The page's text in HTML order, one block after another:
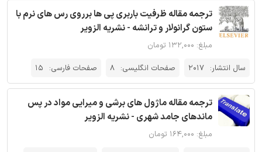
ترجمه مقاله ظرفیت باربری پی ها برروی رس های نرم با
ستون گرانولار و ترانشه - نشریه الزویر
مبلغ: ۱۳۲,۰۰۰ تومان
سال انتشار: 2017 صفحات انگلیسی: 8 صفحات فارسی: 15
ترجمه مقاله ماژول های برشی و میرایی مواد در پس
ماندهای جامد شهری - نشریه الزویر
مبلغ: ۱۶۴,۰۰۰ تومان